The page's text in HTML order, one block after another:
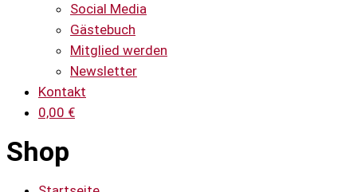
Social Media
Gästebuch
Mitglied werden
Newsletter
Kontakt
0,00 €
Shop